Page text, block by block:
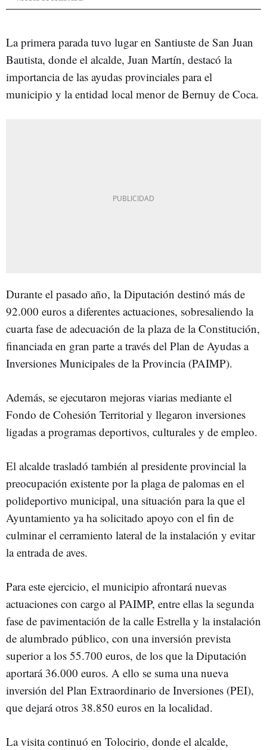
La primera parada tuvo lugar en Santiuste de San Juan
Bautista, donde el alcalde, Juan Martín, destacó la
importancia de las ayudas provinciales para el
municipio y la entidad local menor de Bernuy de Coca.
Durante el pasado año, la Diputación destinó más de
92.000 euros a diferentes actuaciones, sobresaliendo la
cuarta fase de adecuación de la plaza de la Constitución,
financiada en gran parte a través del Plan de Ayudas a
Inversiones Municipales de la Provincia (PAIMP).
Además, se ejecutaron mejoras viarias mediante el
Fondo de Cohesión Territorial y llegaron inversiones
ligadas a programas deportivos, culturales y de empleo.
El alcalde trasladó también al presidente provincial la
preocupación existente por la plaga de palomas en el
polideportivo municipal, una situación para la que el
Ayuntamiento ya ha solicitado apoyo con el fin de
culminar el cerramiento lateral de la instalación y evitar
la entrada de aves.
Para este ejercicio, el municipio afrontará nuevas
actuaciones con cargo al PAIMP, entre ellas la segunda
fase de pavimentación de la calle Estrella y la instalación
de alumbrado público, con una inversión prevista
superior a los 55.700 euros, de los que la Diputación
aportará 36.000 euros. A ello se suma una nueva
inversión del Plan Extraordinario de Inversiones (PEI),
que dejará otros 38.850 euros en la localidad.
La visita continuó en Tolocirio, donde el alcalde,